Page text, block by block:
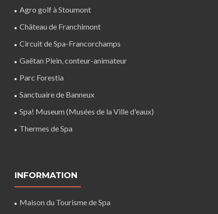
Agro golf à Stoumont
Château de Franchimont
Circuit de Spa-Francorchamps
Gaëtan Plein, conteur-animateur
Parc Forestia
Sanctuaire de Banneux
Spa! Museum (Musées de la Ville d'eaux)
Thermes de Spa
INFORMATION
Maison du Tourisme de Spa